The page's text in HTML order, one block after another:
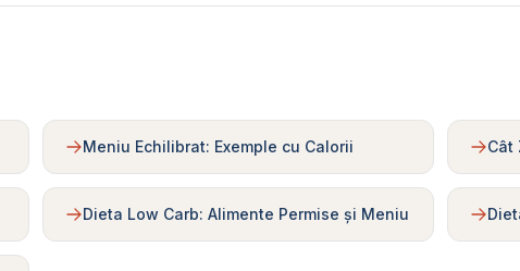
Meniu Echilibrat: Exemple cu Calorii Cât
Dieta Low Carb: Alimente Permise și Meniu